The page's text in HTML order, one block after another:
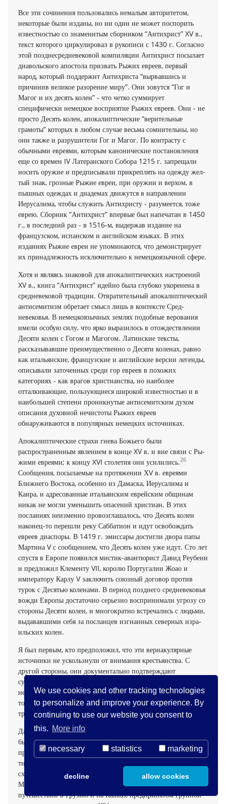
We use cookies and other tracking technologies
to personalize and improve your experience. By
continuing to use our website you consent to
this. More info
necessary statistics marketing
decline allow cookies
Все эти сочинения пользовались немалым авторитетом,
некоторые были изданы, но ни один не может поспорить
известностью со знаме­нитым сборником “Антихрист” XV в.,
текст которого циркулиро­вал в рукописи с 1430 г. Согласно
этой позднесредневековой компиля­ции Антихрист посылает
диавольского апостола призвать Рыжих евреев, первый
народ, который поддержит Антихриста “вырвав­шись и
причинив великое разорение миру”. Они зовутся “Гог и
Магог и их десять колен” - что четко суммирует
специфически немецкое восприятие Рыжих евреев. Они - не
просто Десять колен, апокалиптические “верительные
грамоты” которых в лю­бом случае весьма сомнительны, но
они также и разрушители Гог и Магог. По контрасту с
обычными евреями, которым каноничес­кие постановления
еще со времен IV Латеранского Собора 1215 г. запрещали
носить оружие и предписывали прикреплять на одежду жел­
тый знак, грозные Рыжие евреи, при оружии и верхом, в
пыш­ных одеждах и диадемах движутся в направлении
Иерусалима, чтобы служить Антихристу - разумеется, тоже
еврею. Сбор­ник “Антихрист” впервые был напечатан в 1450
г., в последний раз - в 1516-м, выдержав издание на
французском, испанском и английском языках. В этих
изданиях Рыжие евреи не упоминаются, что демонстрирует
их принадлежность исключительно к немец­коязычной сфере.
Хотя и являясь знаковой для апокалиптических на­строений
XV в., книга “Антихрист” идейно была глубоко укоре­нена в
средневековой традиции. Отвратительный апокалипти­ческий
антисемитизм обретает смысл лишь в контексте Сред­
невековья. В немецкоязычных землях подобные верования
имели осо­бую силу, что ярко выразилось в отождествлении
Десяти колен с Гогом и Магогом. Латинские тексты,
рассказывавшие преимущественно о Десяти коленах, равно
как итальянские, французские и английские версии легенды,
описывали заточенных среди гор евреев в похожих
категориях - как врагов христианства, но наиболее
отталкивающие, пользующиеся широкой известностью и в
наибольшей степени проникнутые антисемитским духом
описания духовной нечистоты Рыжих евреев
обнаруживаются в популярных немецких источниках.
Апокалиптические страхи гнева Божьего были
распространенным явлением в конце XV в. и вне связи с Ры­
жими евреями; к концу XVI столетия они усилились.26
Сообщения, посылаемые на протяжении ХV в. евреями
Ближнего Востока, особенно из Дамаска, Иерусалима и
Каира, и адресованные итальянским еврейским общинам
никак не могли уменьшить опасений христиан. В этих
посланиях неизменно провозглашалось, что Десять колен
наконец-то перешли реку Саббатион и идут освобождать
евреев диаспоры. В 1419 г. эмиссары достигли двора папы
Мартина V с сообщением, что Десять колен уже идут. Сто лет
спустя в Европе появился мистик-авантю­рист Давид Реубени
и предложил Клементу VII, королю Португа­лии Жоао и
императору Карлу V заключить союзный договор против
турок с Десятью коленами. В период позднего средневековья
вожди Европы достаточно серьезно воспринимали угрозу со
стороны Десяти колен, и многократно встречались с людь­ми,
выдававшими себя за посланцев изгнанных северных изра­
ильских колен.
Я был первым, кто предположил, что эти вернакулярные
источ­ники не ускользнули от внимания крестьянства. С
другой сторо­ны, они документально подтверждают
существование среди некоторых групп необразованных
немцев взгляда на мир, в известной степени отличного от
того, который обнаруживается в официальных и ученых
трудах схоластов.
Даже несмотря на то, что многие из указанных источников
были написаны священниками, ученые клирики на
протяжении всего средневе­ковья возглавляли лагерь про­
тивников подобных верований. Многочисленные авторы-
схоласты отрицали возможность отожде­ствления Гога и
Магога с каким-либо определенным народом. Сообщения о
путешествии в Грузию и на Кавказ, предпринятом группой